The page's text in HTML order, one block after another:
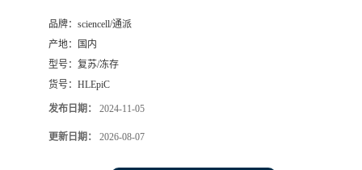
品牌： sciencell/通派
产地：
国内
型号： 复苏/冻存
货号： HLEpiC
发布日期： 2024-11-05
更新日期： 2026-08-07